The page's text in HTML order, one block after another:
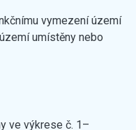
vymezení území
umístěny nebo
ve výkrese č. 1–